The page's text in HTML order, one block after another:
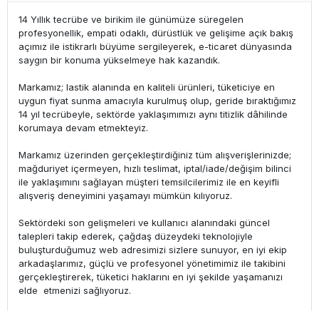
14 Yıllık tecrübe ve birikim ile günümüze süregelen
profesyonellik, empati odaklı, dürüstlük ve gelişime açık bakış
açımız ile istikrarlı büyüme sergileyerek, e-ticaret dünyasında
saygın bir konuma yükselmeye hak kazandık.
Markamız; lastik alanında en kaliteli ürünleri, tüketiciye en
uygun fiyat sunma amacıyla kurulmuş olup, geride bıraktığımız
14 yıl tecrübeyle, sektörde yaklaşımımızı aynı titizlik dâhilinde
korumaya devam etmekteyiz.
Markamız üzerinden gerçekleştirdiğiniz tüm alışverişlerinizde;
mağduriyet içermeyen, hızlı teslimat, iptal/iade/değişim bilinci
ile yaklaşımını sağlayan müşteri temsilcilerimiz ile en keyifli
alışveriş deneyimini yaşamayı mümkün kılıyoruz.
Sektördeki son gelişmeleri ve kullanıcı alanındaki güncel
talepleri takip ederek, çağdaş düzeydeki teknolojiyle
buluşturduğumuz web adresimizi sizlere sunuyor, en iyi ekip
arkadaşlarımız, güçlü ve profesyonel yönetimimiz ile takibini
gerçekleştirerek, tüketici haklarını en iyi şekilde yaşamanızı
elde etmenizi sağlıyoruz.